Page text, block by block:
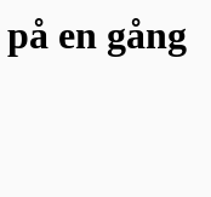
på en gång